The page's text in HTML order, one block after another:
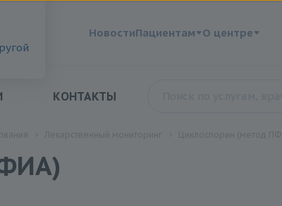
НовостиПациентам О центре
КОНТАКТЫ